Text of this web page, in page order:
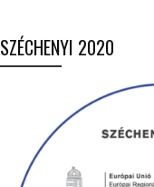
SZÉCHENYI 2020